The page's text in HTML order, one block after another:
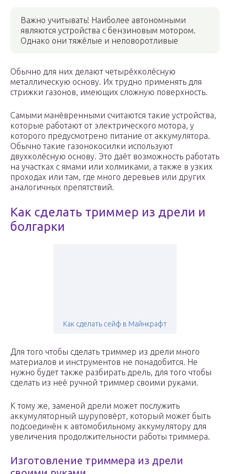
Важно учитывать! Наиболее автономными
являются устройства с бензиновым мотором.
Однако они тяжёлые и неповоротливые
Обычно для них делают четырёхколёсную
металлическую основу. Их трудно применять для
стрижки газонов, имеющих сложную поверхность.
Самыми манёвренными считаются такие устройства,
которые работают от электрического мотора, у
которого предусмотрено питание от аккумулятора.
Обычно такие газонокосилки используют
двухколёсную основу. Это даёт возможность работать
на участках с ямами или холмиками, а также в узких
проходах или там, где много деревьев или других
аналогичных препятствий.
Как сделать триммер из дрели и
болгарки
Как сделать сейф в Майнкрафт
Для того чтобы сделать триммер из дрели много
материалов и инструментов не понадобится. Не
нужно будет также разбирать дрель, для того чтобы
сделать из неё ручной триммер своими руками.
К тому же, заменой дрели может послужить
аккумуляторный шуруповёрт, который может быть
подсоединён к автомобильному аккумулятору для
увеличения продолжительности работы триммера.
Изготовление триммера из дрели